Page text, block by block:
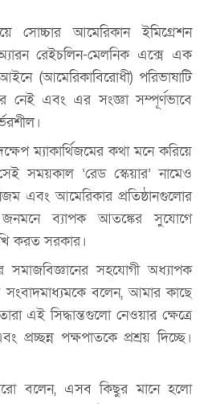
সোচ্চার আমেরিকান ইমিগ্রেশন
রেইচলিন-মেলনিক এক্সে এক
(আমেরিকাবিরোধী) পরিভাষাটি
নেই এবং এর সংজ্ঞা সম্পূর্ণভাবে
ম্যাকার্থিজমের কথা মনে করিয়ে
সময়কাল ‘রেড স্কেয়ার’ নামেও
এবং আমেরিকার প্রতিষ্ঠানগুলোর
ব্যাপক আতঙ্কের সুযোগে
করত সরকার।
সমাজবিজ্ঞানের সহযোগী অধ্যাপক
বলেন, আমার কাছে
এই সিদ্ধান্তগুলো নেওয়ার ক্ষেত্রে
প্রচ্ছন্ন পক্ষপাতকে প্রশ্রয় দিচ্ছে।
বলেন, এসব কিছুর মানে হলো